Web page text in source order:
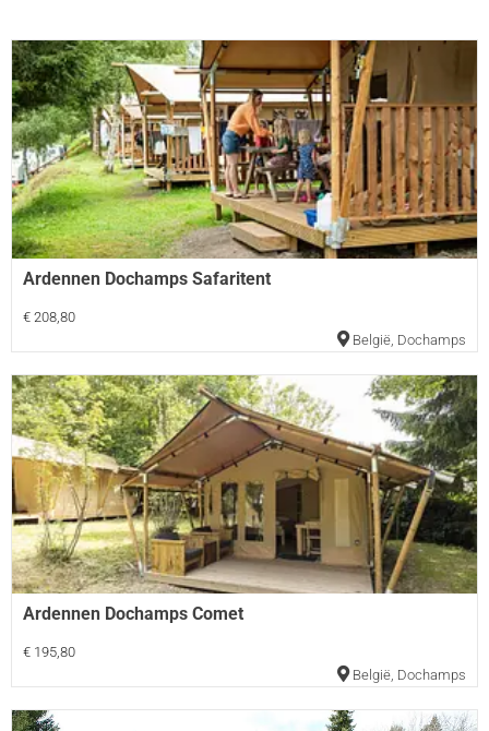
Ardennen Dochamps Safaritent
€ 208,80
België Dochamps
Ardennen Dochamps Comet
€ 195,80
België Dochamps